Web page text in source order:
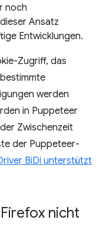
noch
Ansatz
Entwicklungen.
Zugriff, das
werden
in Puppeteer
Zwischenzeit
der Puppeteer-
BiDi unterstützt
nicht